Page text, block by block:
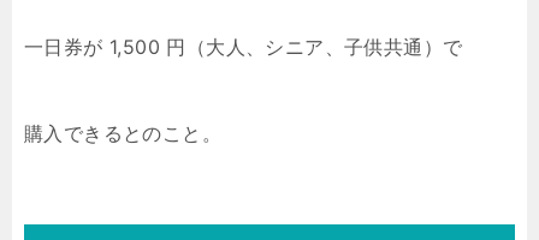
一日券が 1,500 円（大人、シニア、子供共通）で
購入できるとのこと。